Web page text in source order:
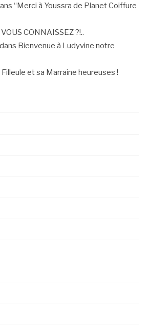
“Merci à Youssra de Planet Coiffure
CONNAISSEZ ?!..
dans Bienvenue à Ludyvine notre
Filleule et sa Marraine heureuses !